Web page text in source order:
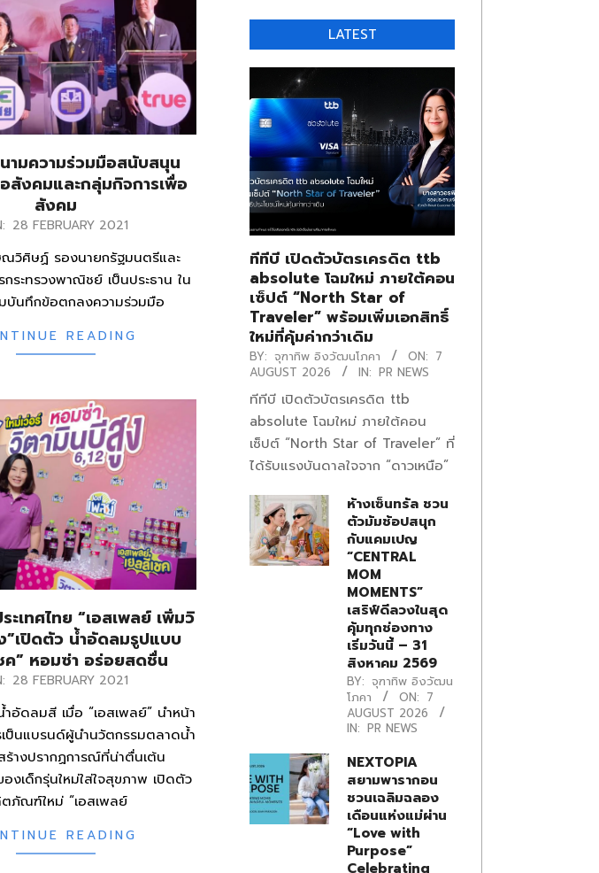
ามความร่วมมือสนับสนุน
สังคมและกลุ่มกิจการเพื่อ
สังคม
28 FEBRUARY 2021
วิศิษฏ์ รองนายกรัฐมนตรีและ
กระทรวงพาณิชย์ เป็นประธาน ใน
บันทึกข้อตกลงความร่วมมือ
READING
ะเทศไทย “เอสเพลย์ เพิ่มวิ
”เปิดตัว น้ำอัดลมรูปแบบ
ค” หอมซ่า อร่อยสดชื่น
28 FEBRUARY 2021
ำอัดลมสี เมื่อ “เอสเพลย์” นำหน้า
ป็นแบรนด์ผู้นำนวัตกรรมตลาดน้ำ
างปรากฏการณ์ที่น่าตื่นเต้น
งเด็กรุ่นใหม่ใส่ใจสุขภาพ เปิดตัว
ภัณฑ์ใหม่ “เอสเพลย์
READING
LATEST
ทีทีบี เปิดตัวบัตรเครดิต ttb
absolute โฉมใหม่ ภายใต้คอน
เซ็ปต์ “North Star of
Traveler” พร้อมเพิ่มเอกสิทธิ์
ใหม่ที่คุ้มค่ากว่าเดิม
BY: จุฑาทิพ อิงวัฒนโภคา ON: 7
AUGUST 2026
IN: PR NEWS
ทีทีบี เปิดตัวบัตรเครดิต ttb
absolute โฉมใหม่ ภายใต้คอน
เซ็ปต์ “North Star of Traveler” ที่
ได้รับแรงบันดาลใจจาก “ดาวเหนือ”
ห้างเซ็นทรัล ชวน
ตัวมัมช้อปสนุก
กับแคมเปญ
“CENTRAL
MOM
MOMENTS”
เสริฟ์ดีลวงในสุด
คุ้มทุกช่องทาง
เริ่มวันนี้ – 31
สิงหาคม 2569
BY: จุฑาทิพ อิงวัฒน
โภคา
ON: 7
AUGUST 2026
IN: PR NEWS
NEXTOPIA
สยามพารากอน
ชวนเฉลิมฉลอง
เดือนแห่งแม่ผ่าน
“Love with
Purpose”
Celebrating